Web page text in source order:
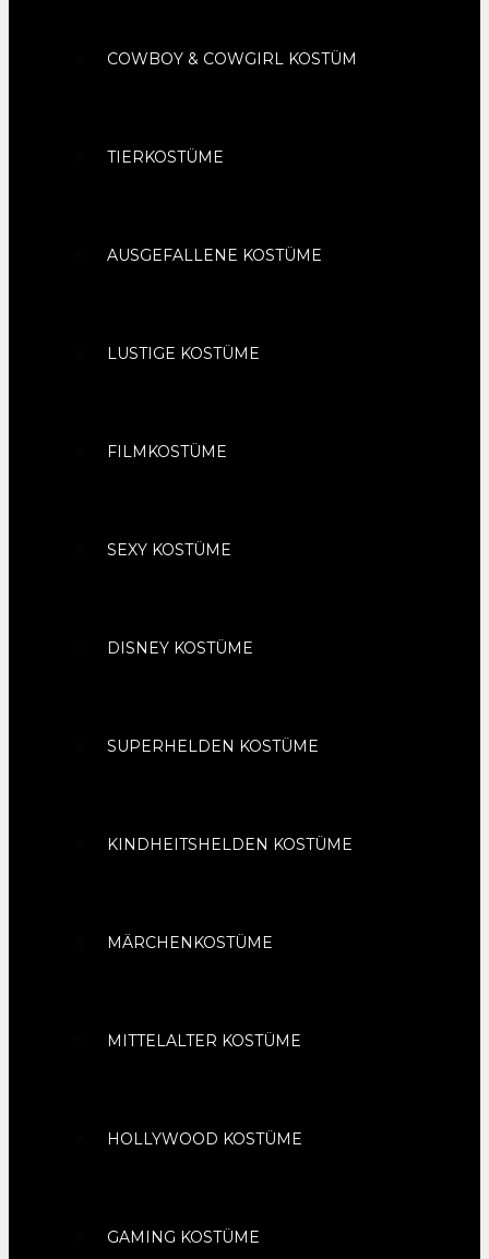
COWBOY & COWGIRL KOSTÜM
TIERKOSTÜME
AUSGEFALLENE KOSTÜME
LUSTIGE KOSTÜME
FILMKOSTÜME
SEXY KOSTÜME
DISNEY KOSTÜME
SUPERHELDEN KOSTÜME
KINDHEITSHELDEN KOSTÜME
MÄRCHENKOSTÜME
MITTELALTER KOSTÜME
HOLLYWOOD KOSTÜME
GAMING KOSTÜME